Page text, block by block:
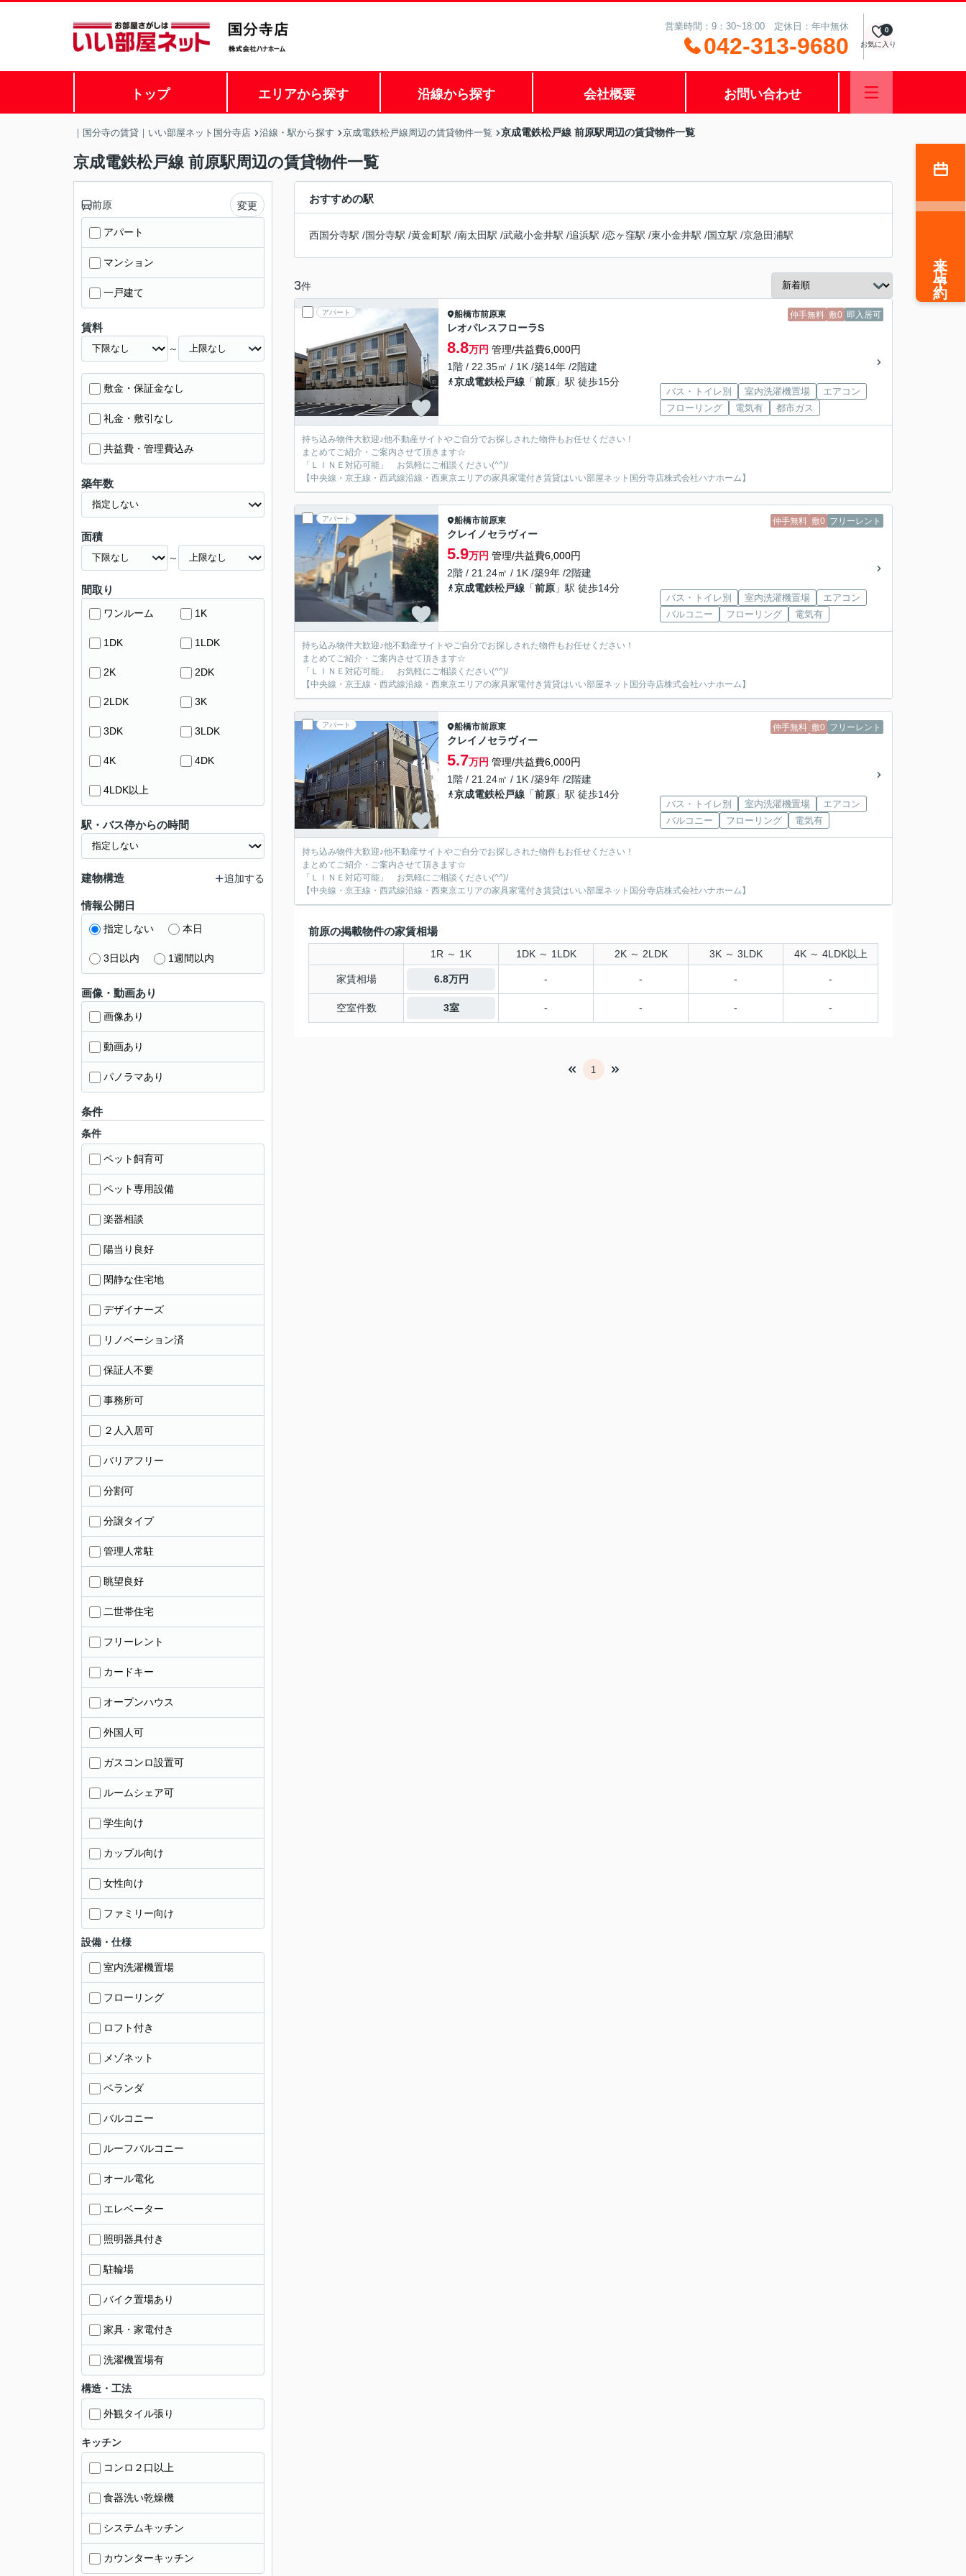
営業時間：9：30~18:00 定休日：年中無休
042-313-9680 お気に入り
0
トップ エリアから探す 沿線から探す 会社概要 お問い合わせ
｜国分寺の賃貸｜いい部屋ネット国分寺店 沿線・駅から探す 京成電鉄松戸線周辺の賃貸物件一覧 京成電鉄松戸線 前原駅周辺の賃貸物件一覧
京成電鉄松戸線 前原駅周辺の賃貸物件一覧
おすすめの駅
西国分寺駅 /国分寺駅 /黄金町駅 /南太田駅 /武蔵小金井駅 /追浜駅 /恋ヶ窪駅 /東小金井駅 /国立駅 /京急田浦駅
3件
アパート 仲手無料 敷0 即入居可
船橋市前原東
レオパレスフローラS
8.8万円 管理/共益費6,000円
1階 / 22.35㎡ / 1K /築14年 /2階建
京成電鉄松戸線 「前原 」駅 徒歩15分
バス・トイレ別 室内洗濯機置場
エアコン
フローリング
電気有 都市ガス
持ち込み物件大歓迎♪他不動産サイトやご自分でお探しされた物件もお任せください！
まとめてご紹介・ご案内させて頂きます☆
「ＬＩＮＥ対応可能」 お気軽にご相談ください(^^)/
【中央線・京王線・西武線沿線・西東京エリアの家具家電付き賃貸はいい部屋ネット国分寺店株式会社ハナホーム】
アパート 仲手無料 敷0 フリーレント
船橋市前原東
クレイノセラヴィー
5.9万円 管理/共益費6,000円
2階 / 21.24㎡ / 1K /築9年 /2階建
京成電鉄松戸線 「前原 」駅 徒歩14分
バス・トイレ別 室内洗濯機置場
エアコン
バルコニー
フローリング 電気有
持ち込み物件大歓迎♪他不動産サイトやご自分でお探しされた物件もお任せください！
まとめてご紹介・ご案内させて頂きます☆
「ＬＩＮＥ対応可能」 お気軽にご相談ください(^^)/
【中央線・京王線・西武線沿線・西東京エリアの家具家電付き賃貸はいい部屋ネット国分寺店株式会社ハナホーム】
アパート 仲手無料 敷0 フリーレント
船橋市前原東
クレイノセラヴィー
5.7万円 管理/共益費6,000円
1階 / 21.24㎡ / 1K /築9年 /2階建
京成電鉄松戸線 「前原 」駅 徒歩14分
バス・トイレ別 室内洗濯機置場
エアコン
バルコニー
フローリング 電気有
持ち込み物件大歓迎♪他不動産サイトやご自分でお探しされた物件もお任せください！
まとめてご紹介・ご案内させて頂きます☆
「ＬＩＮＥ対応可能」 お気軽にご相談ください(^^)/
【中央線・京王線・西武線沿線・西東京エリアの家具家電付き賃貸はいい部屋ネット国分寺店株式会社ハナホーム】
前原の掲載物件の家賃相場
1R ～ 1K 1DK ～ 1LDK 2K ～ 2LDK 3K ～ 3LDK 4K ～ 4LDK以上
家賃相場 6.8万円 - - - -
空室件数 3室 - - - -
1
前原 変更
アパート
マンション
一戸建て
賃料
～
敷金・保証金なし
礼金・敷引なし
共益費・管理費込み
築年数
面積
～
間取り
ワンルーム 1K
1DK 1LDK
2K 2DK
2LDK 3K
3DK 3LDK
4K 4DK
4LDK以上
駅・バス停からの時間
建物構造 追加する
情報公開日
指定しない 本日
3日以内 1週間以内
画像・動画あり
画像あり
動画あり
パノラマあり
条件
条件
ペット飼育可
ペット専用設備
楽器相談
陽当り良好
閑静な住宅地
デザイナーズ
リノベーション済
保証人不要
事務所可
２人入居可
バリアフリー
分割可
分譲タイプ
管理人常駐
眺望良好
二世帯住宅
フリーレント
カードキー
オープンハウス
外国人可
ガスコンロ設置可
ルームシェア可
学生向け
カップル向け
女性向け
ファミリー向け
設備・仕様
室内洗濯機置場
フローリング
ロフト付き
メゾネット
ベランダ
バルコニー
ルーフバルコニー
オール電化
エレベーター
照明器具付き
駐輪場
バイク置場あり
家具・家電付き
洗濯機置場有
構造・工法
外観タイル張り
キッチン
コンロ２口以上
食器洗い乾燥機
システムキッチン
カウンターキッチン
来店予約